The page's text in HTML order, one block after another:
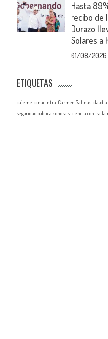
Hasta
recibo de
Durazo
Solares a
01/08/2026
ETIQUETAS
cajeme canacintra Carmen Salinas
seguridad pública sonora violencia contra la